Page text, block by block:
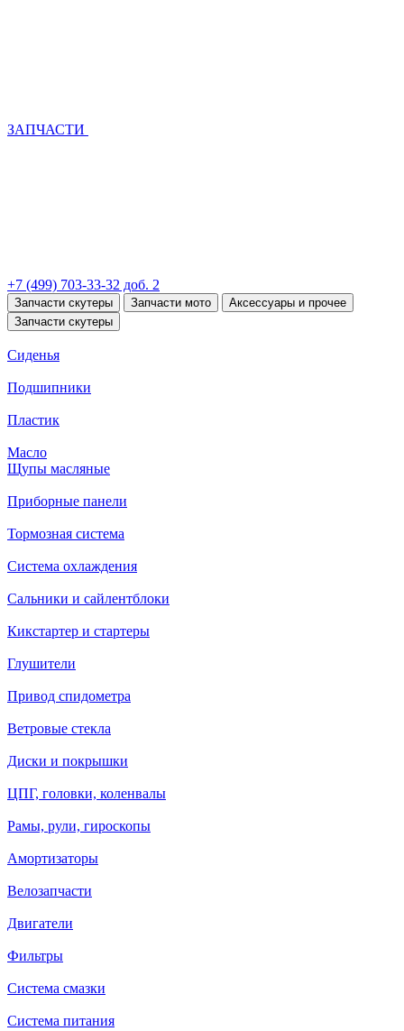
ЗАПЧАСТИ
+7 (499) 703-33-32 доб. 2
Запчасти скутеры Запчасти мото
Аксессуары и прочее
Запчасти скутеры
Сиденья
Подшипники
Пластик
Масло
Щупы масляные
Приборные панели
Тормозная система
Система охлаждения
Сальники и сайлентблоки
Кикстартер и стартеры
Глушители
Привод спидометра
Ветровые стекла
Диски и покрышки
ЦПГ, головки, коленвалы
Рамы, рули, гироскопы
Амортизаторы
Велозапчасти
Двигатели
Фильтры
Система смазки
Система питания